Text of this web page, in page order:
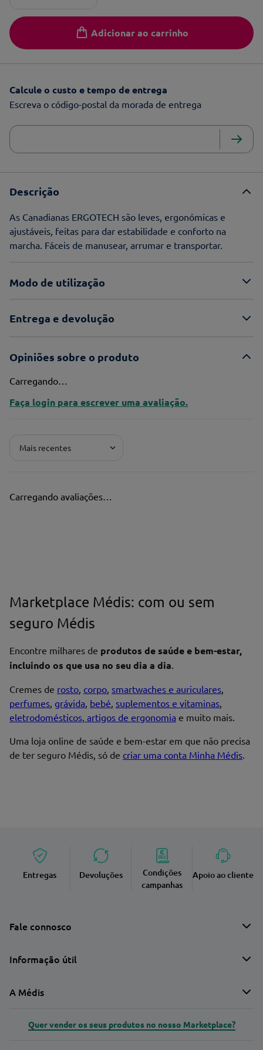
Adicionar ao carrinho
Calcule o custo e tempo de entrega
Escreva o código-postal da morada de entrega
Descrição
As Canadianas ERGOTECH são leves, ergonómicas e
ajustáveis, feitas para dar estabilidade e conforto na
marcha. Fáceis de manusear, arrumar e transportar.
Modo de utilização
Entrega e devolução
Opiniões sobre o produto
Carregando…
Faça login para escrever uma avaliação.
Mais recentes
Carregando avaliações…
Marketplace Médis: com ou sem
seguro Médis
Encontre milhares de produtos de saúde e bem-estar,
incluindo os que usa no seu dia a dia.
Cremes de rosto, corpo, smartwaches e auriculares,
perfumes, grávida, bebé, suplementos e vitaminas,
eletrodomésticos, artigos de ergonomia e muito mais.
Uma loja online de saúde e bem-estar em que não precisa
de ter seguro Médis, só de criar uma conta Minha Médis.
Entregas Devoluções
Condições
campanhas
Apoio ao cliente
Fale connosco
Informação útil
A Médis
Quer vender os seus produtos no nosso Marketplace?